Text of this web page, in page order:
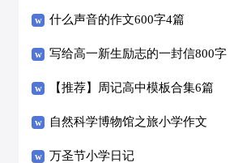
什么声音的作文600字4篇
写给高一新生励志的一封信800字
（精选5篇）
【推荐】周记高中模板合集6篇
自然科学博物馆之旅小学作文
万圣节小学日记